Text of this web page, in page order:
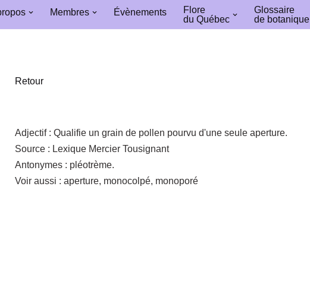
Membres Évènements
Flore
du Québec
Glossaire
de botanique
Retour
Adjectif : Qualifie un grain de pollen pourvu d'une seule aperture.
Source : Lexique Mercier Tousignant
Antonymes : pléotrème.
Voir aussi : aperture, monocolpé, monoporé